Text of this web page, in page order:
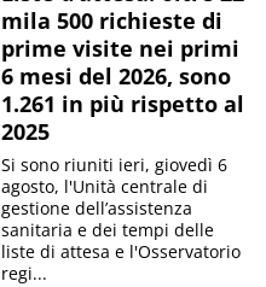
mila 500 richieste di
prime visite nei primi
6 mesi del 2026, sono
1.261 in più rispetto al
2025
Si sono riuniti ieri, giovedì 6
agosto, l'Unità centrale di
gestione dell’assistenza
sanitaria e dei tempi delle
liste di attesa e l'Osservatorio
regi...